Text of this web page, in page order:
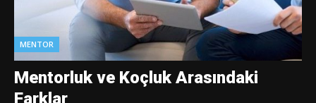
MENTOR
Mentorluk ve Koçluk Arasındaki
Farklar